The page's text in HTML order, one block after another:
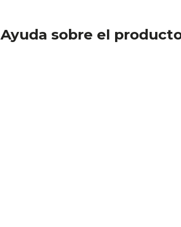
Ayuda sobre el